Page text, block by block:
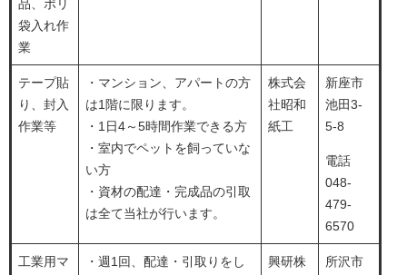
品、ポリ
袋入れ作
業
テープ貼
り、封入
作業等
・マンション、アパートの方
は1階に限ります。
・1日4～5時間作業できる方
・室内でペットを飼っていな
い方
・資材の配達・完成品の引取
は全て当社が行います。
株式会
社昭和
紙工
新座市
池田3-
5-8
電話
048-
479-
6570
工業用マ
・週1回、配達・引取りをし
興研株
所沢市